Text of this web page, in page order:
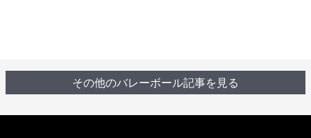
その他のバレーボール記事を見る